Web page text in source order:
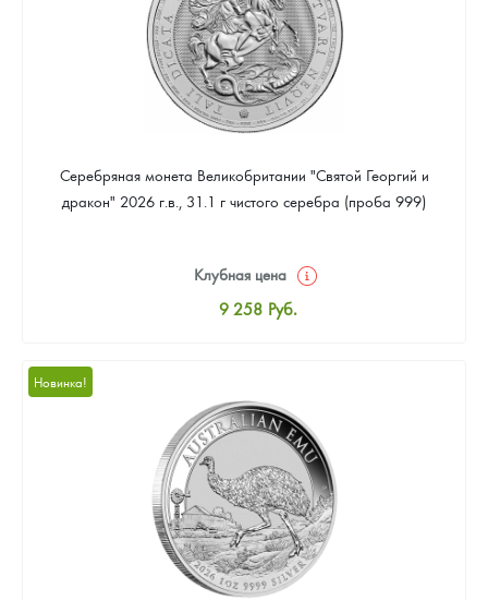
Серебряная монета Великобритании "Святой Георгий и
дракон" 2026 г.в., 31.1 г чистого серебра (проба 999)
Клубная цена
9 258 Руб.
Цена выкупа
Звоните
Новинка!